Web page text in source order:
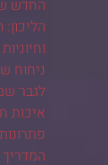
החדש
ניחוח
לגבר
איכות